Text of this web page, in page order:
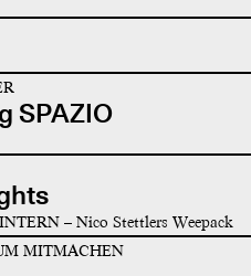
SPAZIO
– Nico Stettlers Weepack
MITMACHEN